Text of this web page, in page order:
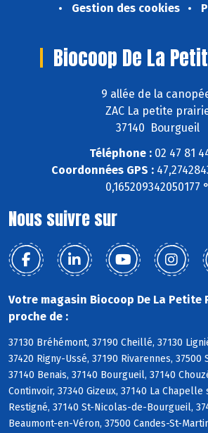
Gestion des cookies
Biocoop De La
9 allée de la
ZAC La petite
37140 Bourgueil
Téléphone :02 47 81
Coordonnées GPS :
0,165209342050177 °
Nous suivre sur
Votre magasin Biocoop De La Petite
proche de :
37130 Bréhémont, 37190 Cheillé, 37130
37420 Rigny-Ussé, 37190 Rivarennes,
37140 Benais, 37140 Bourgueil, 37140
Continvoir, 37340 Gizeux, 37140 La Chapelle
Restigné, 37140 St-Nicolas-de-Bourgueil,
Beaumont-en-Véron, 37500 Candes-St-